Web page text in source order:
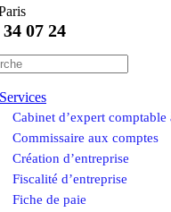
07 24
Services
Cabinet d’expert comptable
Commissaire aux comptes
Création d’entreprise
Fiscalité d’entreprise
Fiche de paie